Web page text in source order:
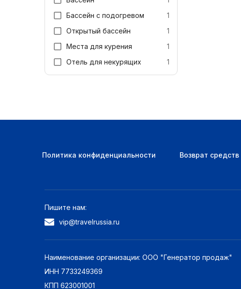
Бассейн с подогревом
1
Открытый бассейн
1
Места для курения
1
Отель для некурящих
1
Политика конфиденциальности Возврат средств
Пишите нам:
vip@travelrussia.ru
Наименование организации: ООО "Генератор продаж"
ИНН 7733249369
КПП 623001001